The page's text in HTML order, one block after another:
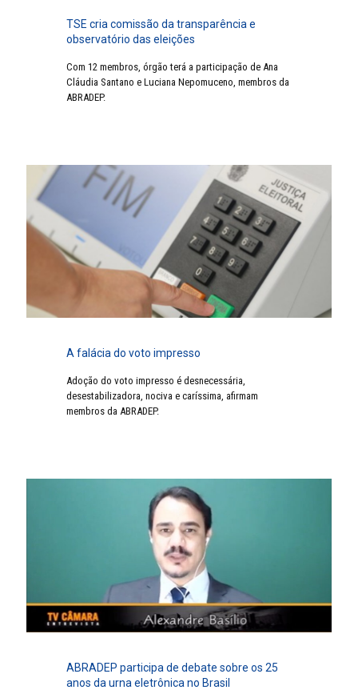
TSE cria comissão da transparência e
observatório das eleições
Com 12 membros, órgão terá a participação de Ana
Cláudia Santano e Luciana Nepomuceno, membros da
ABRADEP.
A falácia do voto impresso
Adoção do voto impresso é desnecessária,
desestabilizadora, nociva e caríssima, afirmam
membros da ABRADEP.
ABRADEP participa de debate sobre os 25
anos da urna eletrônica no Brasil